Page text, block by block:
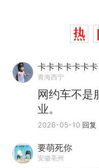
卡卡卡卡卡卡卡
青海西宁
网约车不是
业。
2026-05-10 回复
要萌死你
安徽亳州